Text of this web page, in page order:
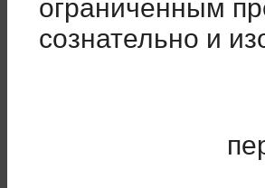
ограниченным
сознательно и